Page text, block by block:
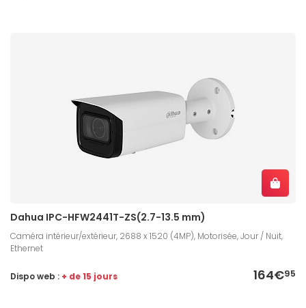
Dahua IPC-HFW2441T-ZS(2.7-13.5 mm)
Caméra intérieur/extérieur, 2688 x 1520 (4MP), Motorisée, Jour / Nuit,
Ethernet
164€95
Dispo web : + de 15 jours